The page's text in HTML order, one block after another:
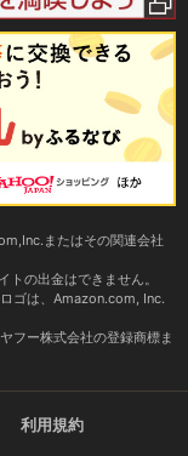
またはその関連会社
の出金はできません。
ゴは、Amazon.com, Inc.
フー株式会社の登録商標ま
利用規約